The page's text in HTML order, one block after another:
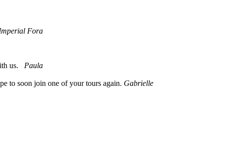
Fora
us.
Paula
to soon join one of your tours again. Gabrielle